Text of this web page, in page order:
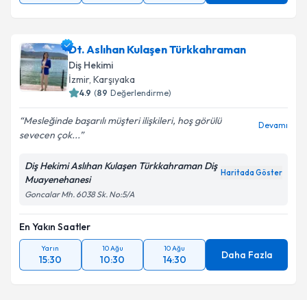
Dt. Aslıhan Kulaşen Türkkahraman
Diş Hekimi
İzmir, Karşıyaka
4.9 (89 Değerlendirme)
Mesleğinde başarılı müşteri ilişkileri, hoş görülü
sevecen çok...
Devamı
Diş Hekimi Aslıhan Kulaşen Türkkahraman Diş
Muayenehanesi
Haritada Göster
Goncalar Mh. 6038 Sk. No:5/A
En Yakın Saatler
Yarın
15:30
10 Ağu
10:30
10 Ağu
14:30 Daha Fazla